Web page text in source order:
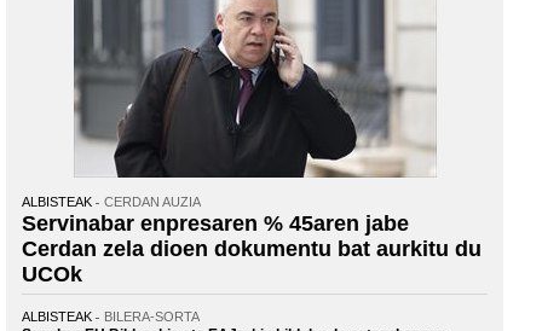
ALBISTEAK CERDAN AUZIA
Servinabar enpresaren % 45aren jabe
Cerdan zela dioen dokumentu bat aurkitu du
UCOk
ALBISTEAK BILERA-SORTA